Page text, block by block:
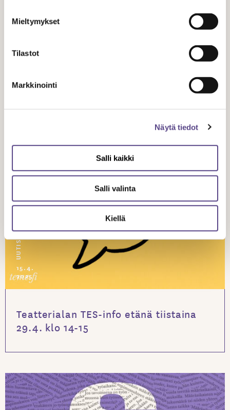
Mieltymykset
Tilastot
Markkinointi
Näytä tiedot
Salli kaikki
Salli valinta
Kiellä
UUTISET
2021
Työaikalakia koskeva ohjeistus
UUTISET
15.4.
2025
Teatterialan TES-info etänä tiistaina
29.4. klo 14-15